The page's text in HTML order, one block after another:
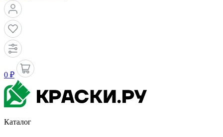
0 ₽
Каталог